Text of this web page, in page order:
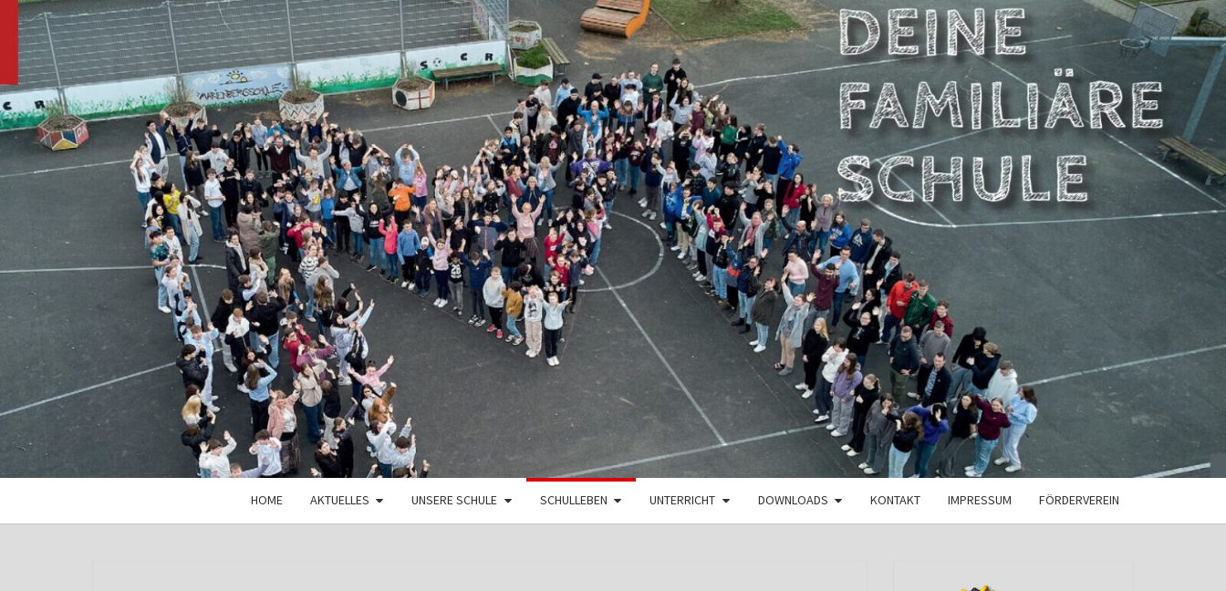
MARIENBERGSCHULE
NORDSTEMMEN
Oberschule –
Offene
Ganztagsschule
HOME AKTUELLES UNSERE SCHULE SCHULLEBEN UNTERRICHT DOWNLOADS KONTAKT IMPRESSUM FÖRDERVEREIN